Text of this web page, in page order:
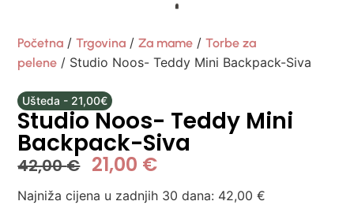
Početna /Trgovina /Za mame /Torbe za
pelene / Studio Noos- Teddy Mini Backpack-Siva
Ušteda - 21,00€
Studio Noos- Teddy Mini
Backpack-Siva
42,00€ 21,00 €
Najniža cijena u zadnjih 30 dana: 42,00€